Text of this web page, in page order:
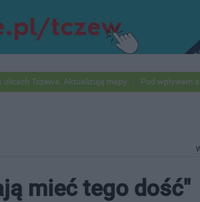
Aktualizują mapy Pod wpływem alkoholu
mieć tego dość"